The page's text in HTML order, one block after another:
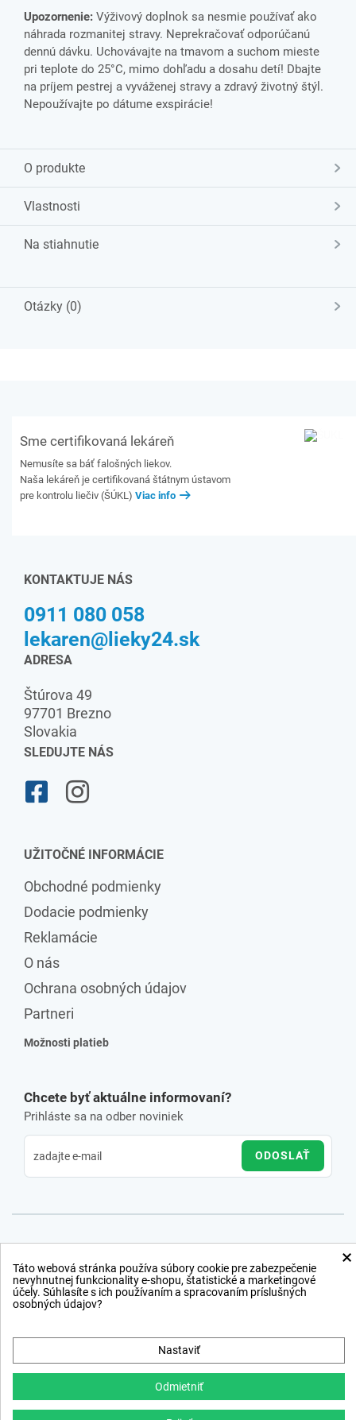
Upozornenie: Výživový doplnok sa nesmie používať ako
náhrada rozmanitej stravy. Neprekračovať odporúčanú
dennú dávku. Uchovávajte na tmavom a suchom mieste
pri teplote do 25°C, mimo dohľadu a dosahu detí! Dbajte
na príjem pestrej a vyváženej stravy a zdravý životný štýl.
Nepoužívajte po dátume exspirácie!
O produkte
Vlastnosti
Na stiahnutie
Otázky (0)
Sme certifikovaná lekáreň
Nemusíte sa báť falošných liekov.
Naša lekáreň je certifikovaná štátnym ústavom
pre kontrolu liečiv (ŠÚKL) Viac info
KONTAKTUJE NÁS
0911 080 058
lekaren@lieky24.sk
ADRESA
Štúrova 49
97701 Brezno
Slovakia
SLEDUJTE NÁS
UŽITOČNÉ INFORMÁCIE
Obchodné podmienky
Dodacie podmienky
Reklamácie
O nás
Ochrana osobných údajov
Partneri
Možnosti platieb
Chcete byť aktuálne informovaní?
Prihláste sa na odber noviniek
ODOSLAŤ
×
Táto webová stránka používa súbory cookie pre zabezpečenie
nevyhnutnej funkcionality e-shopu, štatistické a marketingové
účely. Súhlasíte s ich používaním a spracovaním príslušných
osobných údajov?
Nastaviť
Odmietniť